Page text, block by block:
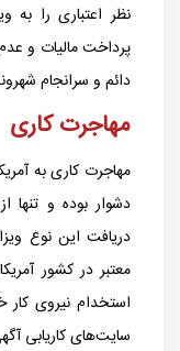
نظر اعتباری را به
پرداخت مالیات و
دائم و سرانجام
مهاجرت کاری
مهاجرت کاری به
دریافت این نوع
معتبر در کشور
استخدام نیروی کار
سایت‌های کاریابی